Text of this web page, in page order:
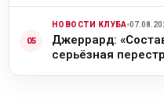
НОВОСТИ КЛУБА
Джеррард:
серьёзная